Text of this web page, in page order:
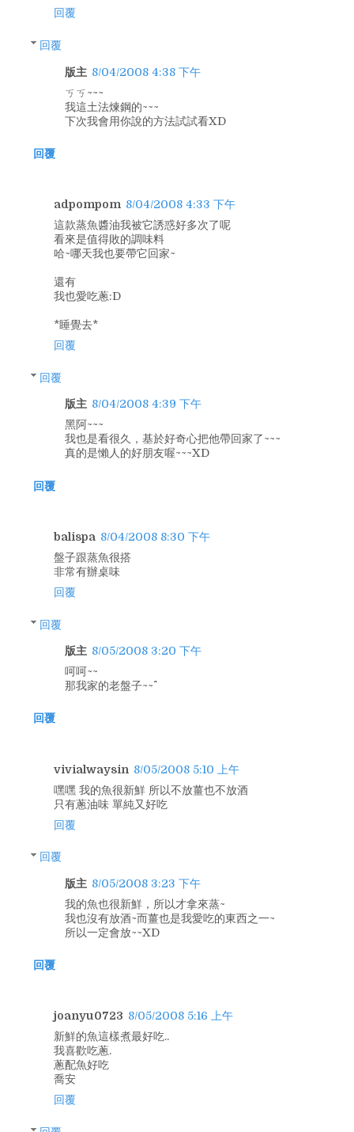
回覆
回覆
版主 8/04/2008 4:38 下午
ㄎㄎ~~~
我這土法煉鋼的~~~
下次我會用你說的方法試試看XD
回覆
adpompom 8/04/2008 4:33 下午
這款蒸魚醬油我被它誘惑好多次了呢
看來是值得敗的調味料
哈~哪天我也要帶它回家~
還有
我也愛吃蔥:D
*睡覺去*
回覆
回覆
版主 8/04/2008 4:39 下午
黑阿~~~
我也是看很久，基於好奇心把他帶回家了~~~
真的是懶人的好朋友喔~~~XD
回覆
balispa 8/04/2008 8:30 下午
盤子跟蒸魚很搭
非常有辦桌味
回覆
回覆
版主 8/05/2008 3:20 下午
呵呵~~
那我家的老盤子~~^^
回覆
vivialwaysin 8/05/2008 5:10 上午
嘿嘿 我的魚很新鮮 所以不放薑也不放酒
只有蔥油味 單純又好吃
回覆
回覆
版主 8/05/2008 3:23 下午
我的魚也很新鮮，所以才拿來蒸~
我也沒有放酒~而薑也是我愛吃的東西之一~
所以一定會放~~XD
回覆
joanyu0723 8/05/2008 5:16 上午
新鮮的魚這樣煮最好吃..
我喜歡吃蔥.
蔥配魚好吃
喬安
回覆